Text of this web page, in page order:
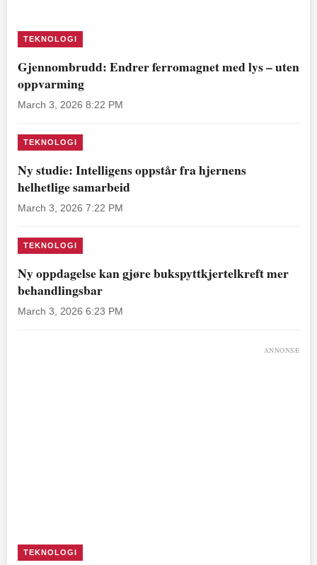
TEKNOLOGI
Gjennombrudd: Endrer ferromagnet med lys – uten
oppvarming
March 3, 2026 8:22 PM
TEKNOLOGI
Ny studie: Intelligens oppstår fra hjernens
helhetlige samarbeid
March 3, 2026 7:22 PM
TEKNOLOGI
Ny oppdagelse kan gjøre bukspyttkjertelkreft mer
behandlingsbar
March 3, 2026 6:23 PM
ANNONSE
TEKNOLOGI